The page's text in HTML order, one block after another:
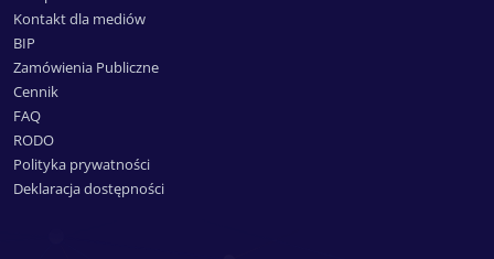
Kontakt dla mediów
BIP
Zamówienia Publiczne
Cennik
FAQ
RODO
Polityka prywatności
Deklaracja dostępności